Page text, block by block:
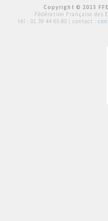
Copyright © 2015
Fédération Française des
tél : 01 39 44 65 80 | contact :